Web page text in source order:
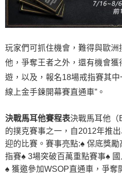
玩家們可抓住機會，難得與歐
他，爭奪王者之外，還有機會
遊，以及，報名18場戒指賽其
線上金手鍊開幕賽直通車”。
決戰馬耳他賽程表決戰馬耳他（
的撲克賽事之一，自2012年推
迎的比賽。賽事亮點:♠ 保底獎
指賽♠ 3場突破百萬重點賽事♠
♠ 獲邀參加WSOP直通車，爭奪